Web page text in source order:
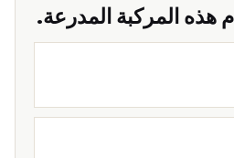
هذه المركبة المدرعة.